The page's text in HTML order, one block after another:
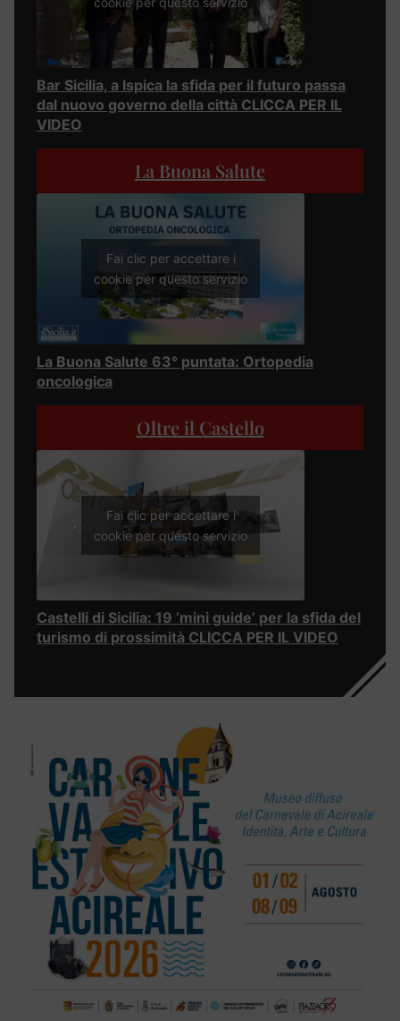
Bar Sicilia, a Ispica la sfida per il futuro passa
dal nuovo governo della città CLICCA PER IL
VIDEO
La Buona Salute
Fai clic per accettare i
cookie per questo servizio
La Buona Salute 63° puntata: Ortopedia
oncologica
Oltre il Castello
Fai clic per accettare i
cookie per questo servizio
Castelli di Sicilia: 19 ‘mini guide’ per la sfida del
turismo di prossimità CLICCA PER IL VIDEO